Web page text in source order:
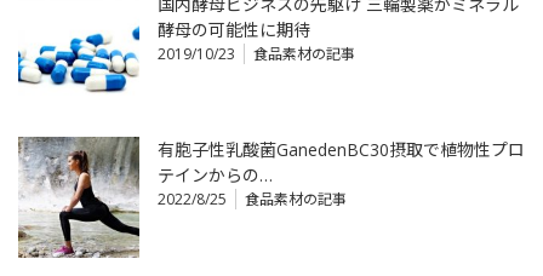
酵母の可能性に期待
2019/10/23 食品素材の記事
有胞子性乳酸菌GanedenBC30摂取で植物性プロ
テインからの…
2022/8/25 食品素材の記事